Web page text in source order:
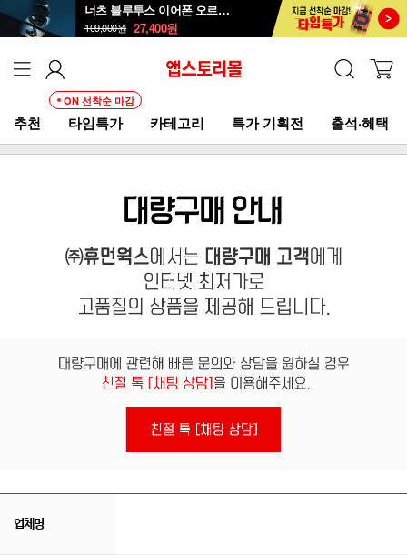
너츠 블루투스 이어폰 오르골 T90
109,000원 27,400원
추천
ON 선착순 마감
타임특가 카테고리 특가 기획전 출석·혜택
업체명